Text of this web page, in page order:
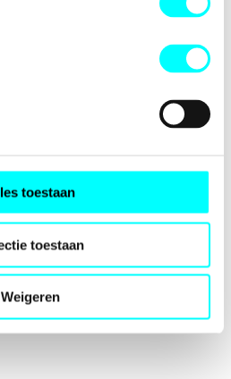
toestaan
toestaan
Weigeren